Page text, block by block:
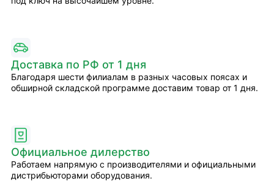
Доставка по РФ от 1 дня
Благодаря шести филиалам в разных часовых поясах и
обширной складской программе доставим товар от 1 дня.
Официальное дилерство
Работаем напрямую с производителями и официальными
дистрибьюторами оборудования.